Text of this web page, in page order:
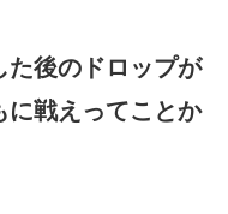
た後のドロップが
に戦えってことか